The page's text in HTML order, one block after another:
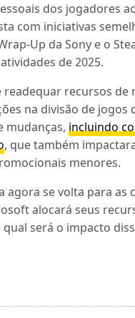
dos jogadores
com iniciativas
Up da Sony e o
de 2025.
readequar recursos
na divisão de jogos
mudanças, incluindo
, que também
menores.
agora se volta para
alocará seus
será o impacto